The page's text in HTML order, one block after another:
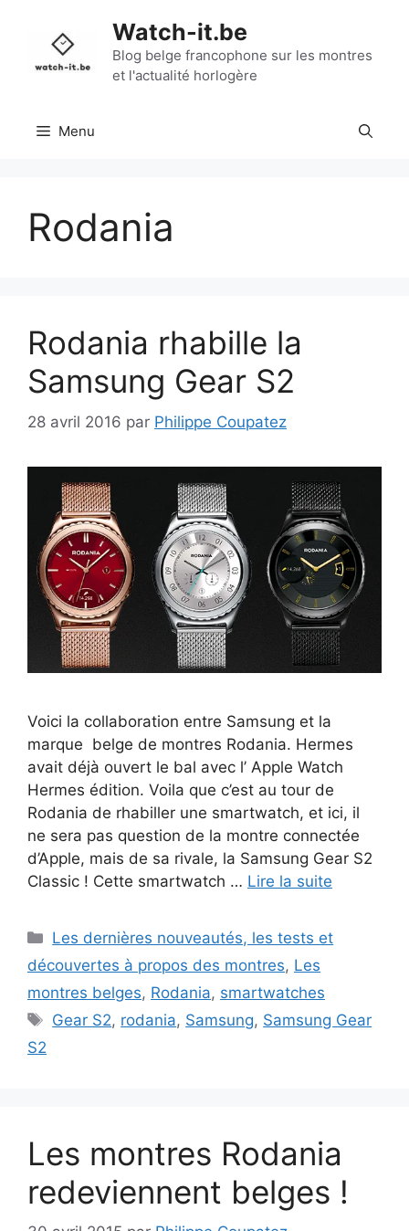
contenu
Watch-it.be
Blog belge francophone sur les montres
et l'actualité horlogère
Menu
Rodania
Rodania rhabille la
Samsung Gear S2
28 avril 2016 par Philippe Coupatez
Voici la collaboration entre Samsung et la
marque belge de montres Rodania. Hermes
avait déjà ouvert le bal avec l’ Apple Watch
Hermes édition. Voila que c’est au tour de
Rodania de rhabiller une smartwatch, et ici, il
ne sera pas question de la montre connectée
d’Apple, mais de sa rivale, la Samsung Gear S2
Classic ! Cette smartwatch … Lire la suite
Catégories
Les dernières nouveautés, les tests et
découvertes à propos des montres, Les
montres belges, Rodania, smartwatches
Étiquettes
Gear S2, rodania, Samsung, Samsung Gear
S2
Les montres Rodania
redeviennent belges !